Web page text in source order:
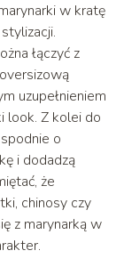
w kratę
łączyć z
uzupełnieniem
look. Z kolei do
o
i dodadzą
że
chinosy czy
z marynarką w